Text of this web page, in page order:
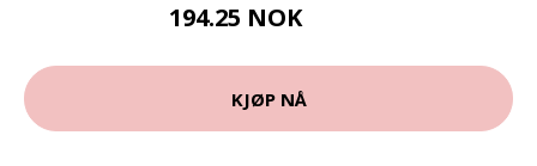
194.25 NOK
KJØP NÅ